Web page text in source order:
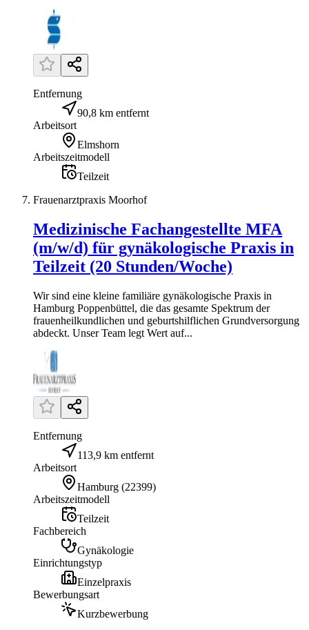
Entfernung
90,8 km entfernt
Arbeitsort
Elmshorn
Arbeitszeitmodell
Teilzeit
Frauenarztpraxis Moorhof
Medizinische Fachangestellte MFA
(m/w/d) für gynäkologische Praxis in
Teilzeit (20 Stunden/Woche)
Wir sind eine kleine familiäre gynäkologische Praxis in
Hamburg Poppenbüttel, die das gesamte Spektrum der
frauenheilkundlichen und geburtshilflichen Grundversorgung
abdeckt. Unser Team legt Wert auf...
Entfernung
113,9 km entfernt
Arbeitsort
Hamburg (22399)
Arbeitszeitmodell
Teilzeit
Fachbereich
Gynäkologie
Einrichtungstyp
Einzelpraxis
Bewerbungsart
Kurzbewerbung